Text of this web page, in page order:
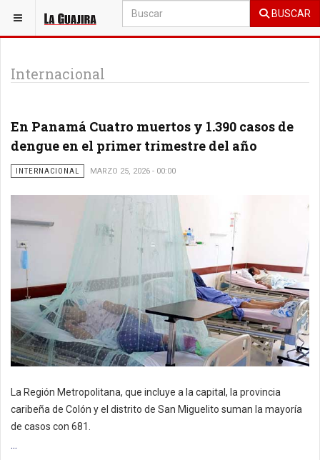
BUSCAR
ESTÁ AQUÍ: GENERAL
Internacional
En Panamá Cuatro muertos y 1.390 casos de
dengue en el primer trimestre del año
INTERNACIONAL MARZO 25, 2026 - 00:00
La Región Metropolitana, que incluye a la capital, la provincia
caribeña de Colón y el distrito de San Miguelito suman la mayoría
de casos con 681.
...